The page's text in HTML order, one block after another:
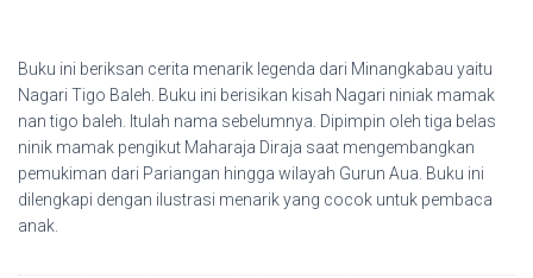
Buku ini beriksan cerita menarik legenda dari Minangkabau yaitu
Nagari Tigo Baleh. Buku ini berisikan kisah Nagari niniak mamak
nan tigo baleh. Itulah nama sebelumnya. Dipimpin oleh tiga belas
ninik mamak pengikut Maharaja Diraja saat mengembangkan
pemukiman dari Pariangan hingga wilayah Gurun Aua. Buku ini
dilengkapi dengan ilustrasi menarik yang cocok untuk pembaca
anak.